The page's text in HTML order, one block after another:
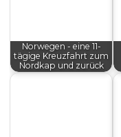
Norwegen - eine 11-
tägige Kreuzfahrt zum
Nordkap und zurück